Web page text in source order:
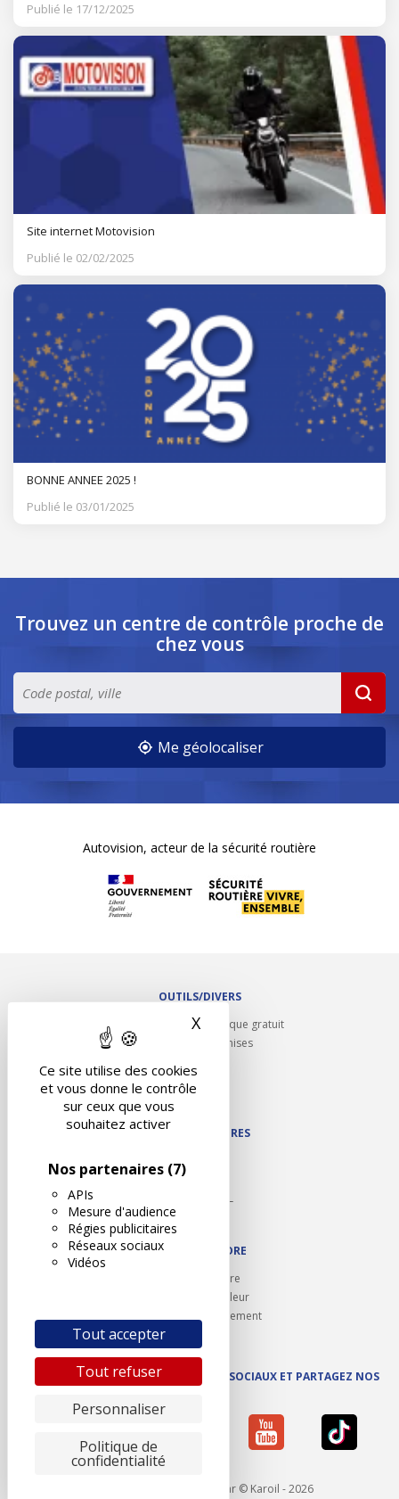
Ce site utilise des cookies
et vous donne le contrôle
sur ceux que vous
souhaitez activer
Nos partenaires (7)
APIs
Mesure d'audience
Régies publicitaires
Réseaux sociaux
Vidéos
Tout accepter
Tout refuser
Personnaliser
Politique de
confidentialité
X Masquer le bandeau des
Publié le 17/12/2025
Site internet Motovision
Publié le 02/02/2025
BONNE ANNEE 2025 !
Publié le 03/01/2025
Trouvez un centre de contrôle proche de
chez vous
Me géolocaliser
Autovision, acteur de la sécurité routière
OUTILS/DIVERS
Rappel contrôle technique gratuit
Partenariats/Remises
Contact
NOS PARTENAIRES
Autodidact
Karoil
Autovision PL
Motovision
NOUS REJOINDRE
Ouvrir un centre
Devenez contrôleur
Carrières et recrutement
SUIVEZ AUTOVISION SUR LES RÉSEAUX SOCIAUX ET PARTAGEZ NOS
- Réalisé par © Karoil - 2026